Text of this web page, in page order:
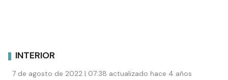
INTERIOR
7 de agosto de 2022 | 07:38 actualizado hace 4 años